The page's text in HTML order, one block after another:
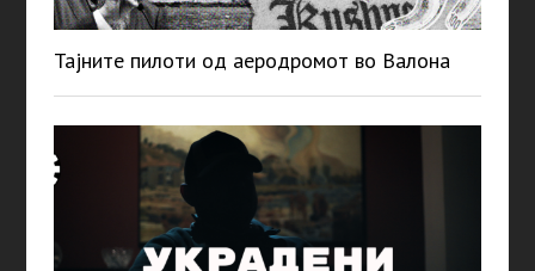
Тајните пилоти од аеродромот во Валона